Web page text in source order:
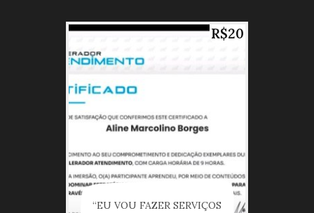
R$20
“EU VOU FAZER SERVIÇOS